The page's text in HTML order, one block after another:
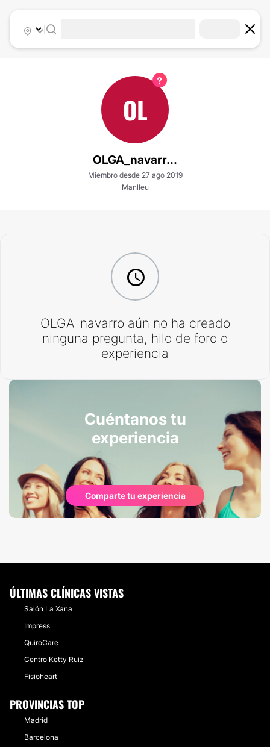
|
OL
OLGA_navarr...
Miembro desde 27 ago 2019
Manlleu
OLGA_navarro aún no ha creado
ninguna pregunta, hilo de foro o
experiencia
Cuéntanos tu
experiencia
Comparte tu experiencia
ÚLTIMAS CLÍNICAS VISTAS
Salón La Xana
Impress
QuiroCare
Centro Ketty Ruiz
Fisioheart
PROVINCIAS TOP
Madrid
Barcelona